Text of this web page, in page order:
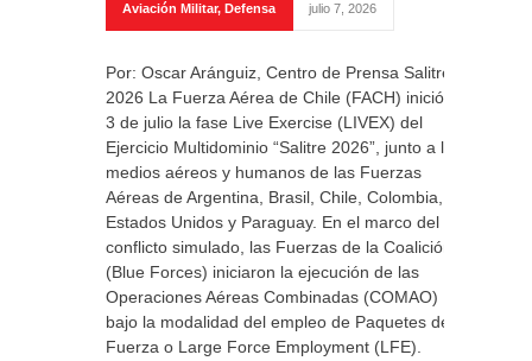
Aviación Militar, Defensa julio 7, 2026
Por: Oscar Aránguiz, Centro de Prensa Salitre
2026 La Fuerza Aérea de Chile (FACH) inició el
3 de julio la fase Live Exercise (LIVEX) del
Ejercicio Multidominio “Salitre 2026”, junto a los
medios aéreos y humanos de las Fuerzas
Aéreas de Argentina, Brasil, Chile, Colombia,
Estados Unidos y Paraguay. En el marco del
conflicto simulado, las Fuerzas de la Coalición
(Blue Forces) iniciaron la ejecución de las
Operaciones Aéreas Combinadas (COMAO)
bajo la modalidad del empleo de Paquetes de
Fuerza o Large Force Employment (LFE).